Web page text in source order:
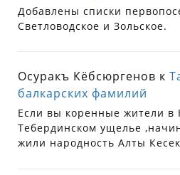
Добавлены списки
Светловодское и Зольское.
Осуракъ Кёбсюргенов к
балкарских фамилий
Если вы коренные жители в
Тебердинском ущелье
жили народность Алты